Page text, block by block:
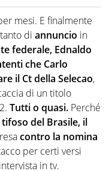
glossario del calcio in
parte. Non si perde
del mondo delle
mesi. E finalmente
di annuncio in
federale, Ednaldo
che Carlo
il Ct della Selecao,
di un titolo
Tutti o quasi. Perché
del Brasile, il
contro la nomina
per certi versi
in tv.